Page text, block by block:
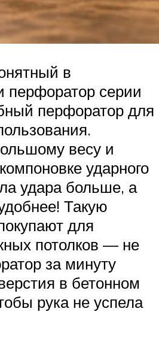
в
перфоратор серии
перфоратор для
весу и
ударного
удара больше, а
Такую
для
потолков — не
за минуту
в бетонном
рука не успела